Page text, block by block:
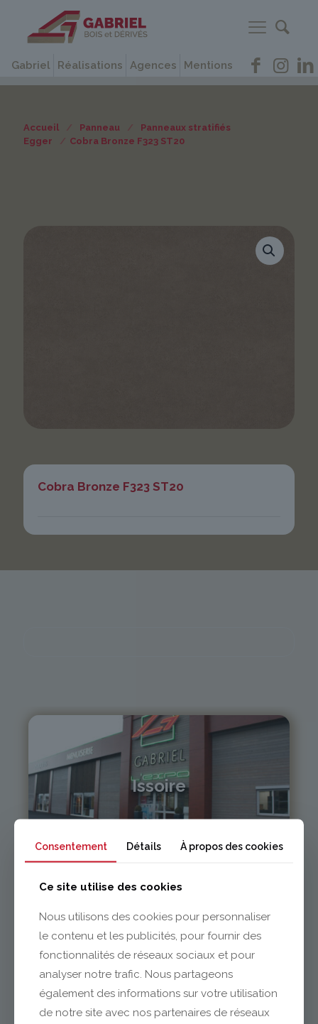
Gabriel Réalisations Agences Mentions
Accueil / Panneau /
Panneaux stratifiés
Egger
/ Cobra Bronze F323 ST20
Cobra Bronze F323 ST20
Issoire
contact@gabriel-sa.fr
Clermont-Ferrand
04 73 42 18 38
Consentement Détails À propos des cookies
Ce site utilise des cookies
Nous utilisons des cookies pour personnaliser
le contenu et les publicités, pour fournir des
fonctionnalités de réseaux sociaux et pour
analyser notre trafic. Nous partageons
également des informations sur votre utilisation
de notre site avec nos partenaires de réseaux